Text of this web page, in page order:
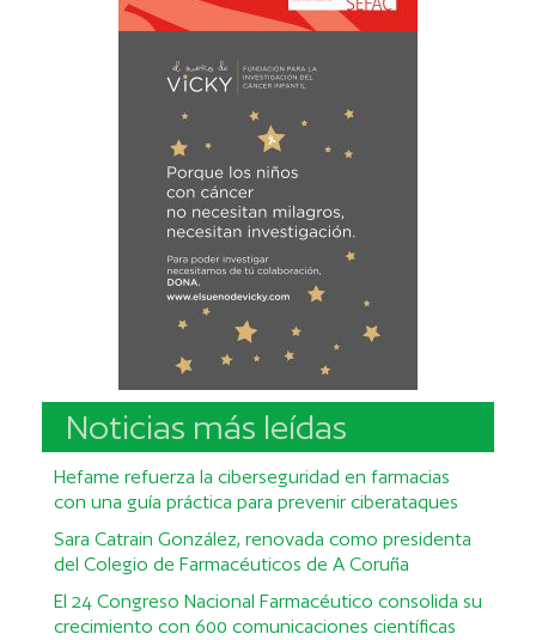
Noticias más leídas
Hefame refuerza la ciberseguridad en farmacias
con una guía práctica para prevenir ciberataques
Sara Catrain González, renovada como presidenta
del Colegio de Farmacéuticos de A Coruña
El 24 Congreso Nacional Farmacéutico consolida su
crecimiento con 600 comunicaciones científicas